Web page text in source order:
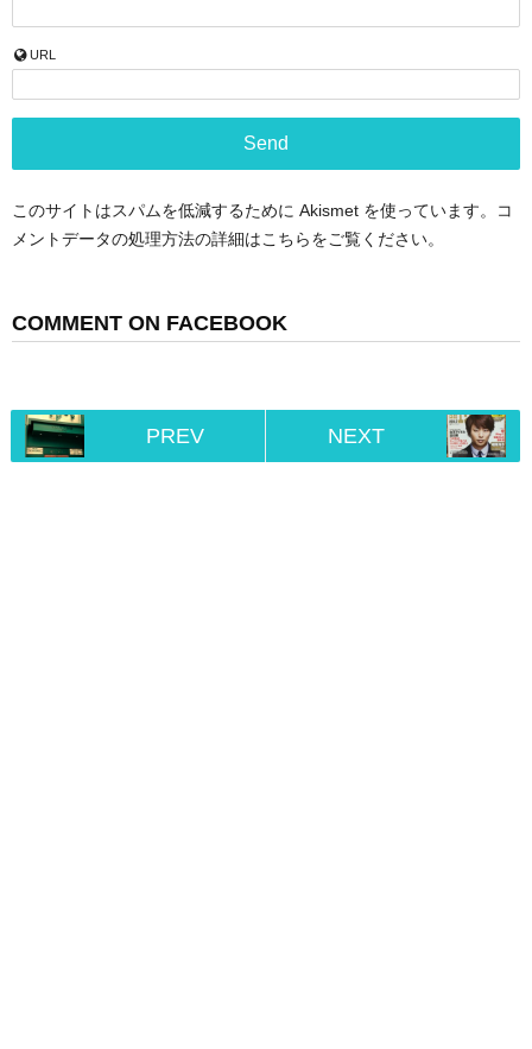
URL
このサイトはスパムを低減するために Akismet を使っています。
コ
メントデータの処理方法の詳細はこちらをご覧ください。
COMMENT ON FACEBOOK
PREV NEXT